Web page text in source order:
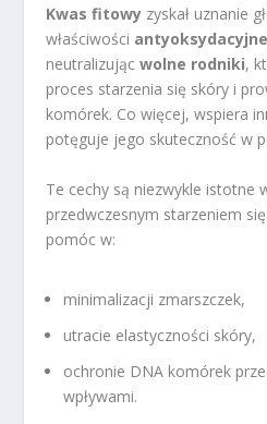
Kwas fitowy zyskał uznanie
właściwości antyoksydacyjne
neutralizującwolne rodniki,
proces starzenia się skóry i
komórek. Co więcej, wspiera
potęguje jego skuteczność w
Te cechy są niezwykle istotne
przedwczesnym starzeniem się.
pomóc w:
minimalizacji zmarszczek,
utracie elastyczności skóry,
ochronie DNA komórek
wpływami.